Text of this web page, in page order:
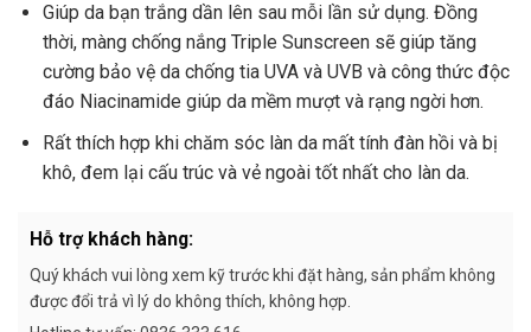
Giúp da bạn trắng dần lên sau mỗi lần sử dụng. Đồng
thời, màng chống nắng Triple Sunscreen sẽ giúp tăng
cường bảo vệ da chống tia UVA và UVB và công thức độc
đáo Niacinamide giúp da mềm mượt và rạng ngời hơn.
Rất thích hợp khi chăm sóc làn da mất tính đàn hồi và bị
khô, đem lại cấu trúc và vẻ ngoài tốt nhất cho làn da.
Hỗ trợ khách hàng:
Quý khách vui lòng xem kỹ trước khi đặt hàng, sản phẩm không
được đổi trả vì lý do không thích, không hợp.